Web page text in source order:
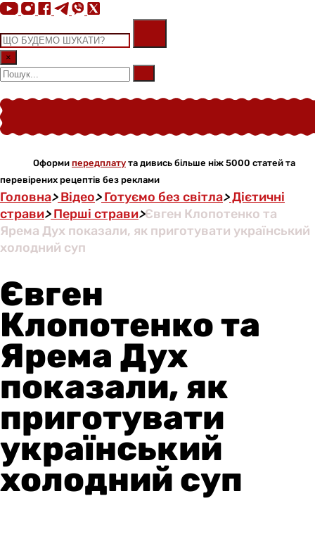
×
Оформи передплату та дивись більше ніж 5000 статей та
перевірених рецептів без реклами
Головна>Відео>Готуємо без світла>Дієтичні
страви>Перші страви>Євген Клопотенко та
Ярема Дух показали, як приготувати український
холодний суп
Євген
Клопотенко та
Ярема Дух
показали, як
приготувати
український
холодний суп